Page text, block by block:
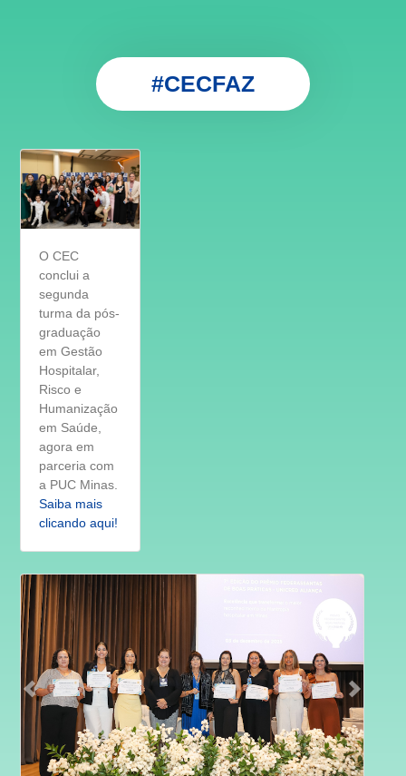
#CECFAZ
O CEC
conclui a
segunda
turma da pós-
graduação
em Gestão
Hospitalar,
Risco e
Humanização
em Saúde,
agora em
parceria com
a PUC Minas.
Saiba mais
clicando aqui!